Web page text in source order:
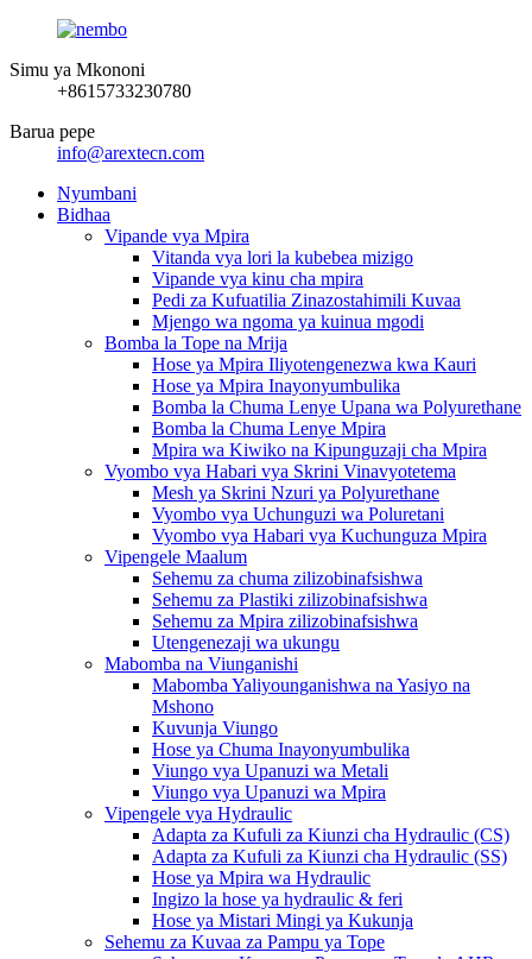
Simu ya Mkononi
+8615733230780
Barua pepe
info@arextecn.com
Nyumbani
Bidhaa
Vipande vya Mpira
Vitanda vya lori la kubebea mizigo
Vipande vya kinu cha mpira
Pedi za Kufuatilia Zinazostahimili Kuvaa
Mjengo wa ngoma ya kuinua mgodi
Bomba la Tope na Mrija
Hose ya Mpira Iliyotengenezwa kwa Kauri
Hose ya Mpira Inayonyumbulika
Bomba la Chuma Lenye Upana wa Polyurethane
Bomba la Chuma Lenye Mpira
Mpira wa Kiwiko na Kipunguzaji cha Mpira
Vyombo vya Habari vya Skrini Vinavyotetema
Mesh ya Skrini Nzuri ya Polyurethane
Vyombo vya Uchunguzi wa Poluretani
Vyombo vya Habari vya Kuchunguza Mpira
Vipengele Maalum
Sehemu za chuma zilizobinafsishwa
Sehemu za Plastiki zilizobinafsishwa
Sehemu za Mpira zilizobinafsishwa
Utengenezaji wa ukungu
Mabomba na Viunganishi
Mabomba Yaliyounganishwa na Yasiyo na
Mshono
Kuvunja Viungo
Hose ya Chuma Inayonyumbulika
Viungo vya Upanuzi wa Metali
Viungo vya Upanuzi wa Mpira
Vipengele vya Hydraulic
Adapta za Kufuli za Kiunzi cha Hydraulic (CS)
Adapta za Kufuli za Kiunzi cha Hydraulic (SS)
Hose ya Mpira wa Hydraulic
Ingizo la hose ya hydraulic & feri
Hose ya Mistari Mingi ya Kukunja
Sehemu za Kuvaa za Pampu ya Tope